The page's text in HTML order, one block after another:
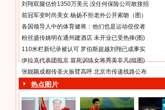
刘翔双腿估价1350万美元 没任何保险公司敢接招
前冠军变时尚美女 杨扬不拒老外公开索吻（图）
各国领导人中的体育健将：他们也是运动佼佼者
粉丝盛传姚明在通州建酒店 未开业已受热捧(图)
110米栏新纪录被认可 罗伯斯超越刘翔已成事实
伊拉克代表团抵京 冒死训练女将秀美非凡(组图)
张靓颖成都传圣火振臂高呼 北京市传递线路公布
热点图片